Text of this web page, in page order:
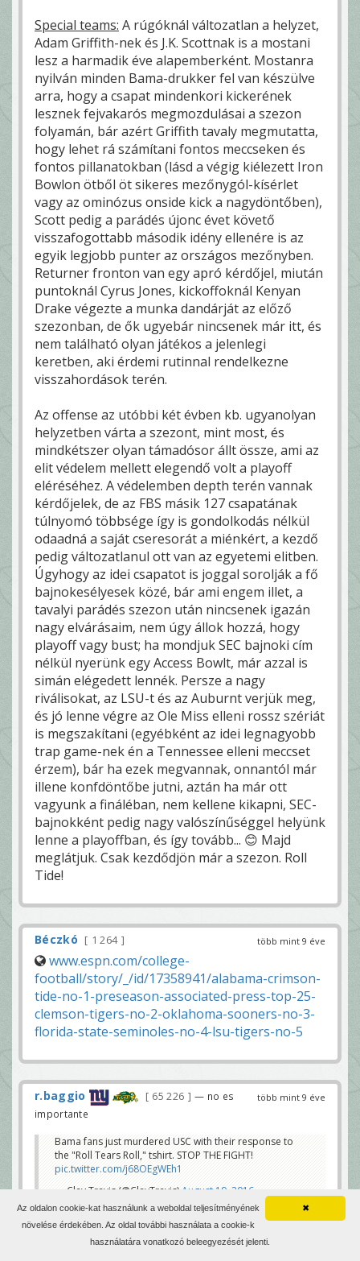
Special teams: A rúgóknál változatlan a helyzet,
Adam Griffith-nek és J.K. Scottnak is a mostani
lesz a harmadik éve alapemberként. Mostanra
nyilván minden Bama-drukker fel van készülve
arra, hogy a csapat mindenkori kickerének
lesznek fejvakarós megmozdulásai a szezon
folyamán, bár azért Griffith tavaly megmutatta,
hogy lehet rá számítani fontos meccseken és
fontos pillanatokban (lásd a végig kiélezett Iron
Bowlon ötből öt sikeres mezőnygól-kísérlet
vagy az ominózus onside kick a nagydöntőben),
Scott pedig a parádés újonc évet követő
visszafogottabb második idény ellenére is az
egyik legjobb punter az országos mezőnyben.
Returner fronton van egy apró kérdőjel, miután
puntoknál Cyrus Jones, kickoffoknál Kenyan
Drake végezte a munka dandárját az előző
szezonban, de ők ugyebár nincsenek már itt, és
nem található olyan játékos a jelenlegi
keretben, aki érdemi rutinnal rendelkezne
visszahordások terén.
Az offense az utóbbi két évben kb. ugyanolyan
helyzetben várta a szezont, mint most, és
mindkétszer olyan támadósor állt össze, ami az
elit védelem mellett elegendő volt a playoff
eléréséhez. A védelemben depth terén vannak
kérdőjelek, de az FBS másik 127 csapatának
túlnyomó többsége így is gondolkodás nélkül
odaadná a saját cseresorát a miénkért, a kezdő
pedig változatlanul ott van az egyetemi elitben.
Úgyhogy az idei csapatot is joggal sorolják a fő
bajnokesélyesek közé, bár ami engem illet, a
tavalyi parádés szezon után nincsenek igazán
nagy elvárásaim, nem úgy állok hozzá, hogy
playoff vagy bust; ha mondjuk SEC bajnoki cím
nélkül nyerünk egy Access Bowlt, már azzal is
simán elégedett lennék. Persze a nagy
riválisokat, az LSU-t és az Auburnt verjük meg,
és jó lenne végre az Ole Miss elleni rossz szériát
is megszakítani (egyébként az idei legnagyobb
trap game-nek én a Tennessee elleni meccset
érzem), bár ha ezek megvannak, onnantól már
illene konfdöntőbe jutni, aztán ha már ott
vagyunk a fináléban, nem kellene kikapni, SEC-
bajnokként pedig nagy valószínűséggel helyünk
lenne a playoffban, és így tovább... 😊 Majd
meglátjuk. Csak kezdődjön már a szezon. Roll
Tide!
több mint 9 éve
Béczkó 1 264
www.espn.com/college-
football/story/_/id/17358941/alabama-crimson-
tide-no-1-preseason-associated-press-top-25-
clemson-tigers-no-2-oklahoma-sooners-no-3-
florida-state-seminoles-no-4-lsu-tigers-no-5
több mint 9 éve
r.baggio 65 226
— no es
importante
Bama fans just murdered USC with their response to
the "Roll Tears Roll," tshirt. STOP THE FIGHT!
pic.twitter.com/j68OEgWEh1
— Clay Travis (@ClayTravis) August 19, 2016
twitter.com/ClayTravis/status/766439938283999232
✖
Az oldalon cookie-kat használunk a weboldal teljesítményének
növelése érdekében. Az oldal további használata a cookie-k
használatára vonatkozó beleegyezését jelenti.